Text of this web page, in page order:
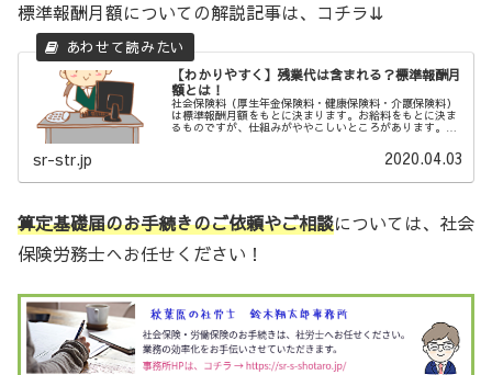
標準報酬月額についての解説記事は、コチラ⇊
【わかりやすく】残業代は含まれる？標準報酬月
額とは！
社会保険料（厚生年金保険料・健康保険料・介護保険料）
は標準報酬月額をもとに決まります。お給料をもとに決ま
るものですが、仕組みがややこしいところがあります。通
sr-str.jp 2020.04.03
算定基礎届のお手続きのご依頼やご相談については、社会
保険労務士へお任せください！